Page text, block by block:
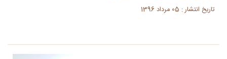
تاریخ انتشار : 05 مرداد 1396